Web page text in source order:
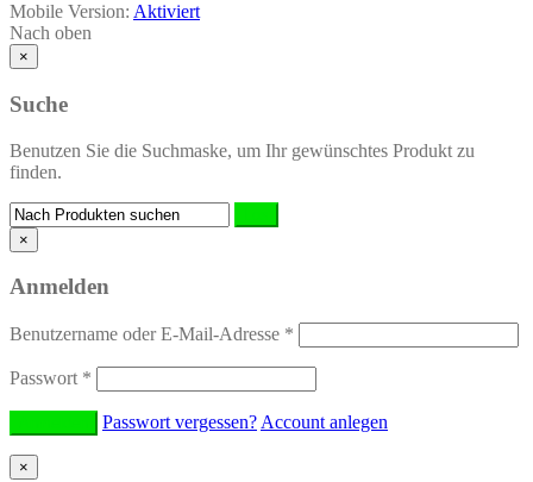
Mobile Version: Aktiviert
Nach oben
×
Suche
Benutzen Sie die Suchmaske, um Ihr gewünschtes Produkt zu
finden.
×
Anmelden
Benutzername oder E-Mail-Adresse *
Passwort *
Passwort vergessen? Account anlegen
×